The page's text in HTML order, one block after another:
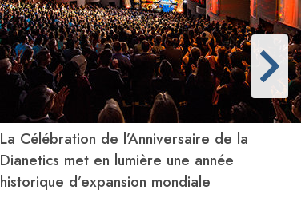
La Célébration de l’Anniversaire de la
Dianetics met en lumière une année
historique d’expansion mondiale